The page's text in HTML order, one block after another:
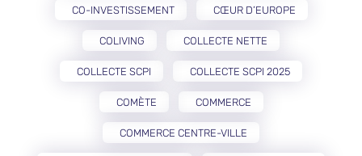
CO-INVESTISSEMENT CŒUR D’EUROPE
COLIVING COLLECTE NETTE
COLLECTE SCPI COLLECTE SCPI 2025
COMÈTE COMMERCE
COMMERCE CENTRE-VILLE